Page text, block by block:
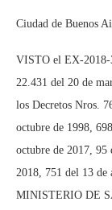
Ciudad de Buenos
VISTO el EX-2018-
22.431 del 20 de
los Decretos Nros.
octubre de 1998,
octubre de 2017, 95
2018, 751 del 13 de
MINISTERIO DE